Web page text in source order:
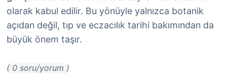
olarak kabul edilir. Bu yönüyle yalnızca botanik
açıdan değil, tıp ve eczacılık tarihi bakımından da
büyük önem taşır.
( 0 soru/yorum )